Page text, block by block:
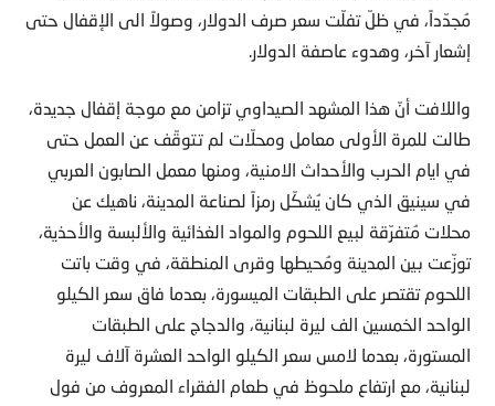
مُجدّداً، في ظلّ تفلّت سعر صرف الدولار، وصولاً الى الإقفال حتى
إشعار آخر، وهدوء عاصفة الدولار.
واللافت أنّ هذا المشهد الصيداوي تزامن مع موجة إقفال جديدة،
طالت للمرة الأولى معامل ومحلّات لم تتوقّف عن العمل حتى
في ايام الحرب والأحداث الامنية، ومنها معمل الصابون العربي
في سينيق الذي كان يُشكّل رمزاً لصناعة المدينة، ناهيك عن
محلات مُتفرّقة لبيع اللحوم والمواد الغذائية والألبسة والأحذية،
توزّعت بين المدينة ومُحيطها وقرى المنطقة، في وقت باتت
اللحوم تقتصر على الطبقات الميسورة، بعدما فاق سعر الكيلو
الواحد الخمسين الف ليرة لبنانية، والدجاج على الطبقات
المستورة، بعدما لامس سعر الكيلو الواحد العشرة آلاف ليرة
لبنانية، مع ارتفاع ملحوظ في طعام الفقراء المعروف من فول